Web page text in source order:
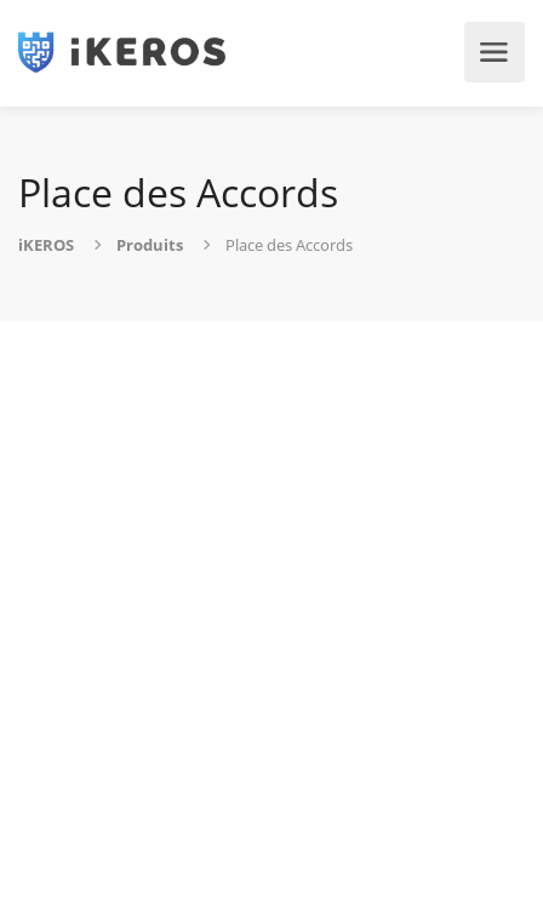
Place des Accords
iKEROS Produits Place des Accords